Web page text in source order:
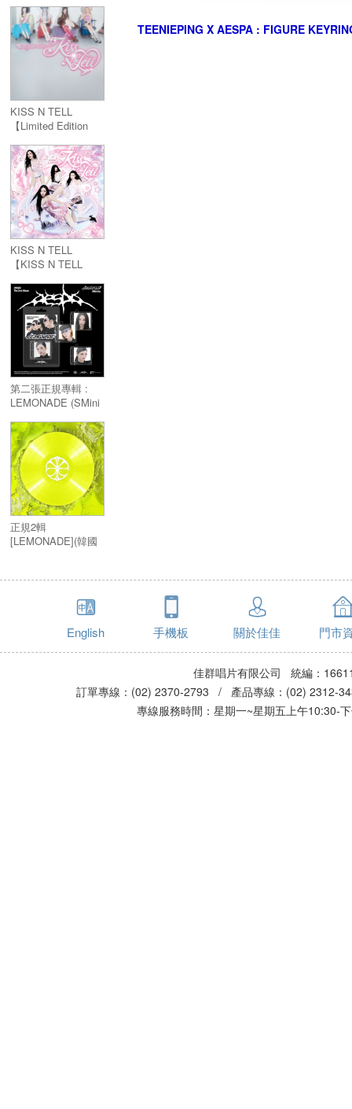
KISS N TELL
【Limited Edition
KISS N TELL
【KISS N TELL
第二張正規專輯 :
LEMONADE (SMini
Album:LEMONADE
(SMini Ver.)
正規2輯
[LEMONADE](韓國
TEENIEPING X AESPA : FIGURE
English 手機板 關於佳佳 門市
佳群唱片有限公司 統編：
訂單專線：(02) 2370-2793 / 產品專線：(02)
專線服務時間：星期一~星期五上午10:30-